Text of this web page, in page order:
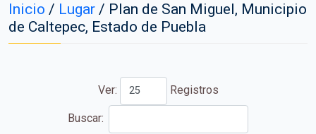
Inicio / Lugar / Plan de San Miguel, Municipio
de Caltepec, Estado de Puebla
Ver: Registros
Buscar: